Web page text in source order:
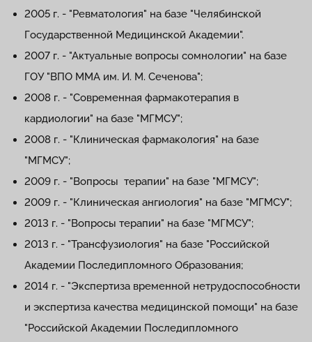
2005 г. - "Ревматология" на базе "Челябинской
Государственной Медицинской Академии".
2007 г. - "Актуальные вопросы сомнологии" на базе
ГОУ "ВПО ММА им. И. М. Сеченова";
2008 г. - "Современная фармакотерапия в
кардиологии" на базе "МГМСУ";
2008 г. - "Клиническая фармакология" на базе
"МГМСУ";
2009 г. - "Вопросы терапии" на базе "МГМСУ";
2009 г. - "Клиническая ангиология" на базе "МГМСУ";
2013 г. - "Вопросы терапии" на базе "МГМСУ";
2013 г. - "Трансфузиология" на базе "Российской
Академии Последипломного Образования;
2014 г. - "Экспертиза временной нетрудоспособности
и экспертиза качества медицинской помощи" на базе
"Российской Академии Последипломного